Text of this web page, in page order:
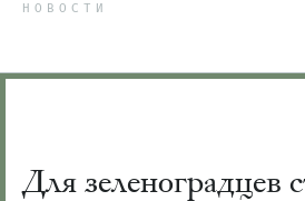
НОВОСТИ
Для зеленоградцев